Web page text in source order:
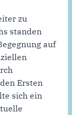
zu
standen
auf
Ersten
sich ein